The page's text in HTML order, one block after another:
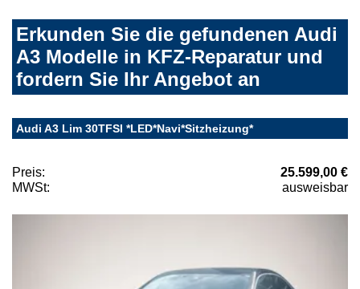
Erkunden Sie die gefundenen Audi
A3 Modelle in KFZ-Reparatur und
fordern Sie Ihr Angebot an
Audi A3 Lim 30TFSI *LED*Navi*Sitzheizung*
Preis:
25.599,00 €
MWSt:
ausweisbar